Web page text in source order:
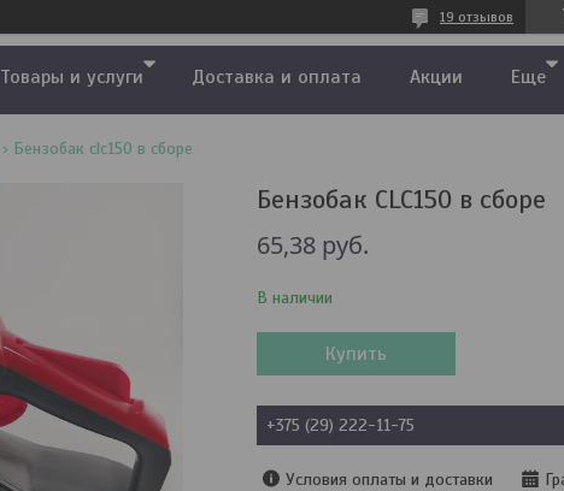
19 отзывов
Товары и услуги Доставка и оплата Акции Еще
Бензобак clc150 в сборе
Бензобак CLC150 в сборе
65,38 руб.
В наличии
Купить
+375 (29) 222-11-75
Условия оплаты и доставки